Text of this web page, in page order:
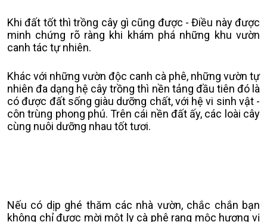
Khi đất tốt thì trồng cây gì cũng được - Điều này được
minh chứng rõ ràng khi khám phá những khu vườn
canh tác tự nhiên.
Khác với những vườn độc canh cà phê, những vườn tự
nhiên đa dạng hệ cây trồng thì nền tảng đầu tiên đó là
có được đất sống giàu dưỡng chất, với hệ vi sinh vật -
côn trùng phong phú. Trên cái nền đất ấy, các loài cây
cùng nuôi dưỡng nhau tốt tươi.
Nếu có dịp ghé thăm các nhà vườn, chắc chắn bạn
không chỉ được mời một ly cà phê rang mộc hương vị